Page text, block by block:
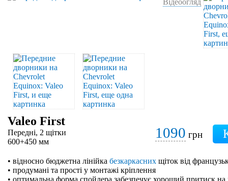
Відеоогляд
Valeo First
Передні, 2 щітки
600+450 мм
1090 грн
• відносно бюджетна лінійка безкаркасних щіток від
• продумані та прості у монтажі кріплення
• оптимальна форма спойлера забезпечує хороший притиск на